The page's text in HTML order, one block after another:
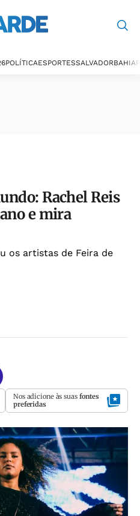
POLÍTICAESPORTESSALVADORBAHIA
Rachel Reis
e mira
os artistas de Feira de
Nos adicione às suas fontes
preferidas